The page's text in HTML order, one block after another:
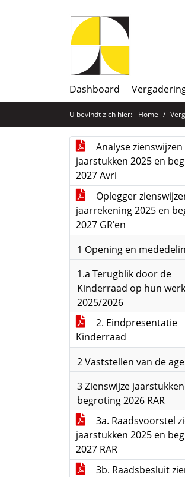
Ga naar de inhoud van deze pagina
Ga naar het zoeken
Ga naar het menu
Dashboard
U bevindt zich hier: Home
Analyse zienswijzen
jaarstukken 2025 en
2027 Avri
Oplegger
jaarrekening 2025 en
2027 GR'en
1 Opening en
1.a Terugblik door de
Kinderraad op hun
2025/2026
2. Eindpresentatie
Kinderraad
2 Vaststellen van de
3 Zienswijze
begroting 2026 RAR
3a. Raadsvoorstel
jaarstukken 2025 en
2027 RAR
3b. Raadsbesluit